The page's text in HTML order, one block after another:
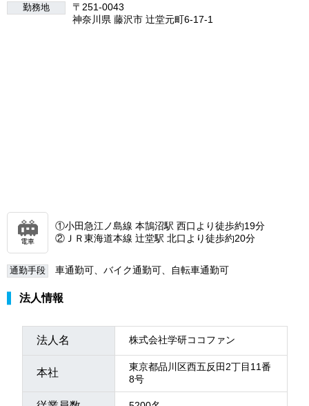
勤務地
〒251-0043
神奈川県 藤沢市 辻堂元町6-17-1
電車
①小田急江ノ島線 本鵠沼駅 西口より徒歩約19分
②ＪＲ東海道本線 辻堂駅 北口より徒歩約20分
通勤手段 車通勤可、バイク通勤可、自転車通勤可
法人情報
法人名 株式会社学研ココファン
本社
東京都品川区西五反田2丁目11番
8号